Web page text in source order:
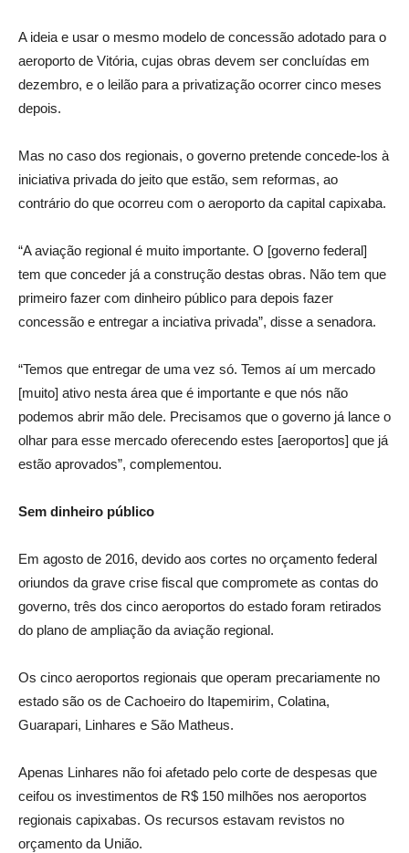
A ideia e usar o mesmo modelo de concessão adotado para o
aeroporto de Vitória, cujas obras devem ser concluídas em
dezembro, e o leilão para a privatização ocorrer cinco meses
depois.
Mas no caso dos regionais, o governo pretende concede-los à
iniciativa privada do jeito que estão, sem reformas, ao
contrário do que ocorreu com o aeroporto da capital capixaba.
“A aviação regional é muito importante. O [governo federal]
tem que conceder já a construção destas obras. Não tem que
primeiro fazer com dinheiro público para depois fazer
concessão e entregar a inciativa privada”, disse a senadora.
“Temos que entregar de uma vez só. Temos aí um mercado
[muito] ativo nesta área que é importante e que nós não
podemos abrir mão dele. Precisamos que o governo já lance o
olhar para esse mercado oferecendo estes [aeroportos] que já
estão aprovados”, complementou.
Sem dinheiro público
Em agosto de 2016, devido aos cortes no orçamento federal
oriundos da grave crise fiscal que compromete as contas do
governo, três dos cinco aeroportos do estado foram retirados
do plano de ampliação da aviação regional.
Os cinco aeroportos regionais que operam precariamente no
estado são os de Cachoeiro do Itapemirim, Colatina,
Guarapari, Linhares e São Matheus.
Apenas Linhares não foi afetado pelo corte de despesas que
ceifou os investimentos de R$ 150 milhões nos aeroportos
regionais capixabas. Os recursos estavam revistos no
orçamento da União.